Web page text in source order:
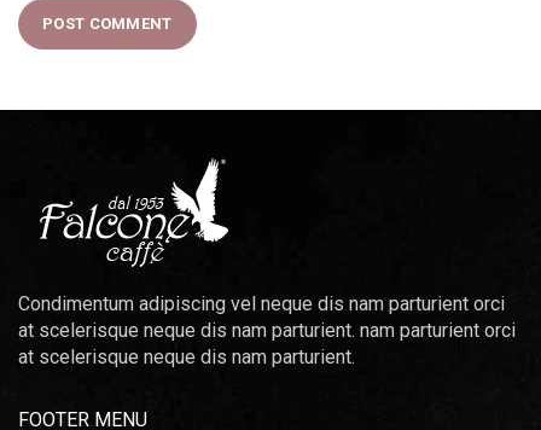
Condimentum adipiscing vel neque dis nam parturient orci
at scelerisque neque dis nam parturient. nam parturient orci
at scelerisque neque dis nam parturient.
FOOTER MENU